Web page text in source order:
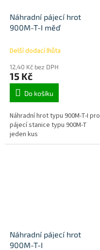
Náhradní pájecí hrot
900M-T-I měď
Delší dodací lhůta
12,40 Kč bez DPH
15 Kč
Do košíku
Náhradní hrot typu 900M-T-I pro
pájecí stanice typu 900M-T
jeden kus
Náhradní pájecí hrot
900M-T-I